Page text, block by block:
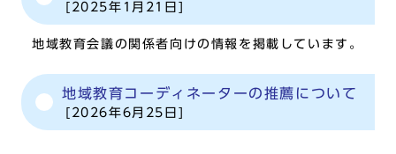
[2025年1月21日]
地域教育会議の関係者向けの情報を掲載しています。
地域教育コーディネーターの推薦について
[2026年6月25日]